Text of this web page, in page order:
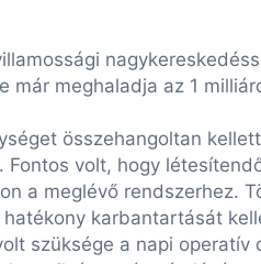
már meghaladja az 1
összehangoltan
volt, hogy
a meglévő rendszerhez.
karbantartását
szüksége a napi operatív